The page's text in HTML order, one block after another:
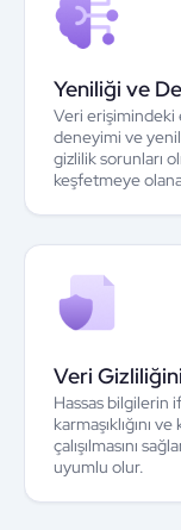
Yeniliği ve
Veri erişimindeki
deneyimi ve
gizlilik sorunları
keşfetmeye
Veri
Hassas bilgilerin
karmaşıklığını
çalışılmasını
uyumlu olur.